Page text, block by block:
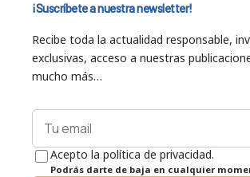
¡Suscríbete a nuestra newsletter!
Recibe toda la actualidad responsable,
exclusivas, acceso a nuestras
mucho más…
Acepto la política de privacidad.
Podrás darte de baja en cualquier